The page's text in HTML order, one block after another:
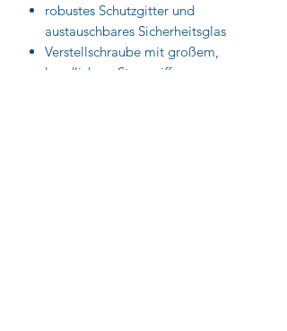
robustes Schutzgitter und
austauschbares Sicherheitsglas
Verstellschraube mit großem,
handlichem Sterngriff